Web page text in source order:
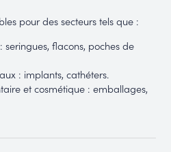
pour des secteurs tels que :
flacons, poches de
: implants, cathéters.
et cosmétique : emballages,